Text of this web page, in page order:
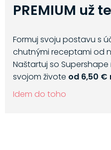
PREMIUM už
Formuj svoju postavu s
chutnými receptami od
Naštartuj so
svojom živote od 6,50 €
Idem do toho